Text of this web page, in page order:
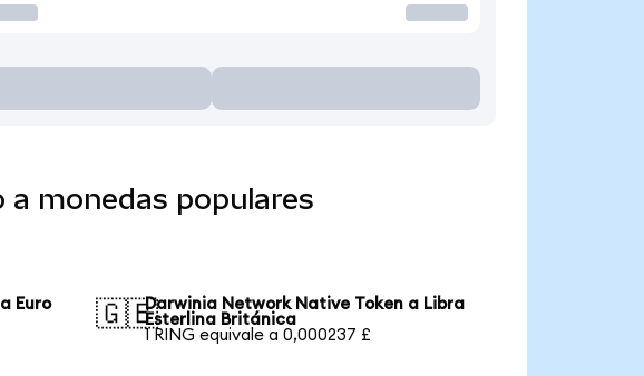
monedas populares
Euro
🇬🇧Darwinia Network Native Token a Libra
Esterlina Británica
1 RING equivale a 0,000237 £